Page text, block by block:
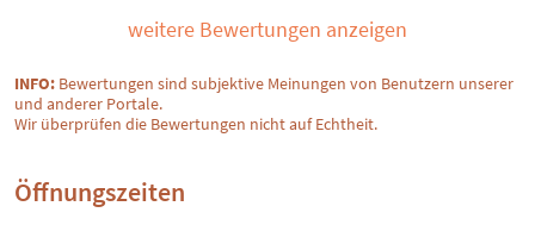
weitere Bewertungen anzeigen
INFO: Bewertungen sind subjektive Meinungen von Benutzern unserer
und anderer Portale.
Wir überprüfen die Bewertungen nicht auf Echtheit.
Öffnungszeiten